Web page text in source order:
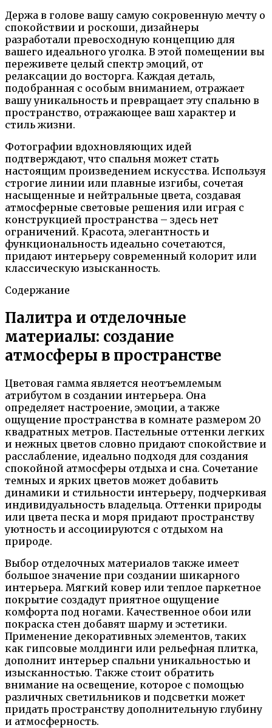
Держа в голове вашу самую сокровенную мечту о
спокойствии и роскоши, дизайнеры
разработали превосходную концепцию для
вашего идеального уголка. В этой помещении вы
переживете целый спектр эмоций, от
релаксации до восторга. Каждая деталь,
подобранная с особым вниманием, отражает
вашу уникальность и превращает эту спальню в
пространство, отражающее ваш характер и
стиль жизни.
Фотографии вдохновляющих идей
подтверждают, что спальня может стать
настоящим произведением искусства. Используя
строгие линии или плавные изгибы, сочетая
насыщенные и нейтральные цвета, создавая
атмосферные световые решения или играя с
конструкцией пространства – здесь нет
ограничений. Красота, элегантность и
функциональность идеально сочетаются,
придают интерьеру современный колорит или
классическую изысканность.
Содержание
Палитра и отделочные
материалы: создание
атмосферы в пространстве
Цветовая гамма является неотъемлемым
атрибутом в создании интерьера. Она
определяет настроение, эмоции, а также
ощущение пространства в комнате размером 20
квадратных метров. Пастельные оттенки легких
и нежных цветов словно придают спокойствие и
расслабление, идеально подходя для создания
спокойной атмосферы отдыха и сна. Сочетание
темных и ярких цветов может добавить
динамики и стильности интерьеру, подчеркивая
индивидуальность владельца. Оттенки природы
или цвета песка и моря придают пространству
уютность и ассоциируются с отдыхом на
природе.
Выбор отделочных материалов также имеет
большое значение при создании шикарного
интерьера. Мягкий ковер или теплое паркетное
покрытие создадут приятное ощущение
комфорта под ногами. Качественное обои или
покраска стен добавят шарму и эстетики.
Применение декоративных элементов, таких
как гипсовые молдинги или рельефная плитка,
дополнит интерьер спальни уникальностью и
изысканностью. Также стоит обратить
внимание на освещение, которое с помощью
различных светильников и подсветки может
придать пространству дополнительную глубину
и атмосферность.